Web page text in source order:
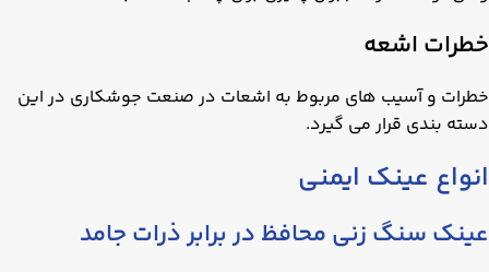
خطرات اشعه
خطرات و آسیب های مربوط به اشعات در صنعت جوشکاری در این
دسته بندی قرار می گیرد.
انواع عینک ایمنی
عینک سنگ زنی محافظ در برابر ذرات جامد